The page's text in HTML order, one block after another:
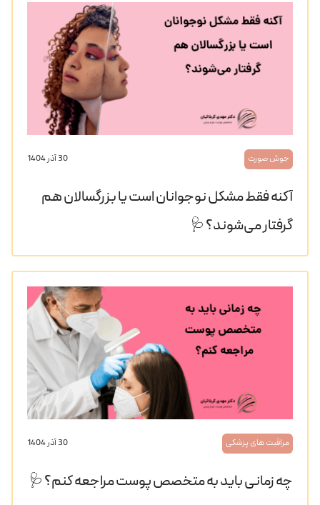
جوش صورت 30 آذر 1404
آکنه فقط مشکل نوجوانان است یا بزرگسالان هم
گرفتار می‌شوند؟ 🩺
مراقبت های پزشکی 30 آذر 1404
چه زمانی باید به متخصص پوست مراجعه کنم؟ 🩺